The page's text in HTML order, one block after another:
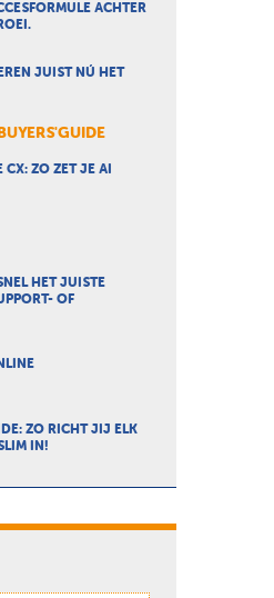
ACHTER
JUIST NÚ HET
CX: ZO ZET JE AI
HET JUISTE
OF
ZO RICHT JIJ ELK
IN!